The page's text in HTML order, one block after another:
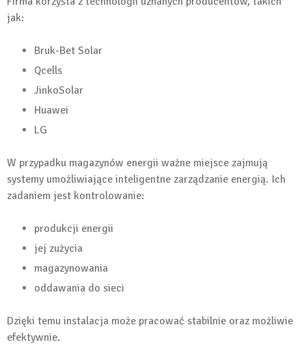
jak:
Bruk-Bet Solar
Qcells
JinkoSolar
Huawei
LG
W przypadku magazynów energii ważne miejsce zajmują
systemy umożliwiające inteligentne zarządzanie energią. Ich
zadaniem jest kontrolowanie:
produkcji energii
jej zużycia
magazynowania
oddawania do sieci
Dzięki temu instalacja może pracować stabilnie oraz możliwie
efektywnie.